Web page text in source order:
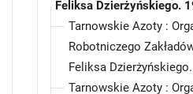
Feliksa Dzierżyńskiego.
Tarnowskie Azoty :
Robotniczego
Feliksa Dzierżyńskiego.
Tarnowskie Azoty :